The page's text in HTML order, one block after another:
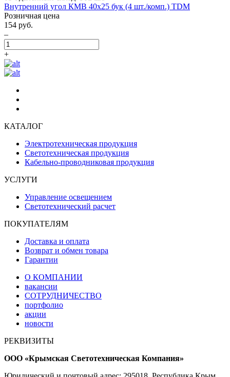
Внутренний угол КМВ 40х25 бук (4 шт./комп.) TDM
Розничная цена
154 руб.
–
+
КАТАЛОГ
Электротехническая продукция
Светотехническая продукция
Кабельно-проводниковая продукция
УСЛУГИ
Управление освещением
Светотехнический расчет
ПОКУПАТЕЛЯМ
Доставка и оплата
Возврат и обмен товара
Гарантии
О КОМПАНИИ
вакансии
СОТРУДНИЧЕСТВО
портфолио
акции
новости
РЕКВИЗИТЫ
ООО «Крымская Светотехническая Компания»